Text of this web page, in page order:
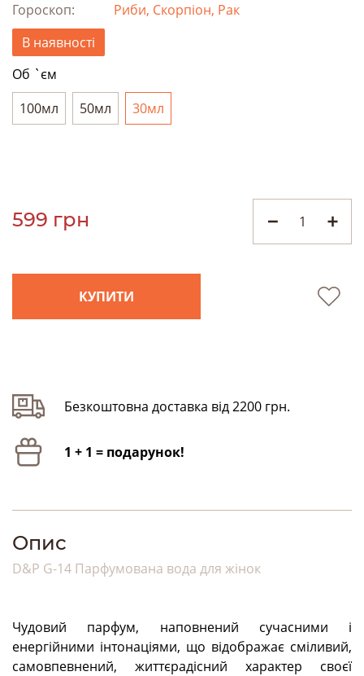
Гороскоп:
Риби, Скорпіон, Рак
В наявності
Об `єм
100мл
50мл 30мл
599 грн
КУПИТИ
Безкоштовна доставка від 2200 грн.
1 + 1 = подарунок!
Опис
D&P G-14 Парфумована вода для жінок
Чудовий парфум, наповнений сучасними і
енергійними інтонаціями, що відображає сміливий,
самовпевнений, життєрадісний характер своєї